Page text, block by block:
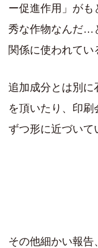
ー促進作用」が
秀な作物なんだ…
関係に使われてい
追加成分とは別に
を頂いたり、印
ずつ形に近づいて
その他細かい報告